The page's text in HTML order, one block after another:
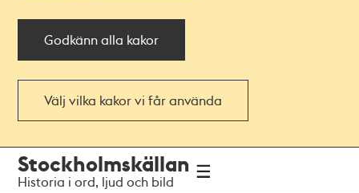
Godkänn alla kakor
Välj vilka kakor vi får använda
navigationen
huvudinnehållet
Stockholmskällan
Historia i ord, ljud och bild